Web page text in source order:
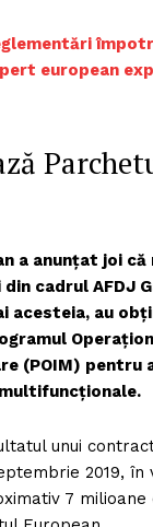
european
a anunțat joi că
cadrul AFDJ
acesteia, au
(POIM) pentru
unui
2019,
7 milioane